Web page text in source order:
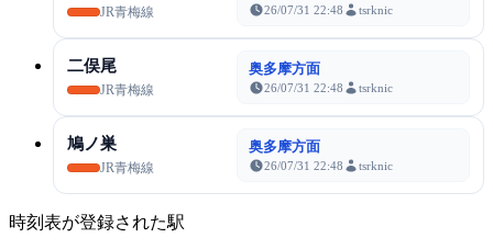
JR青梅線 26/07/31 22:48 tsrknic
二俣尾
JR青梅線
奥多摩方面
26/07/31 22:48 tsrknic
鳩ノ巣
JR青梅線
奥多摩方面
26/07/31 22:48 tsrknic
時刻表が登録された駅